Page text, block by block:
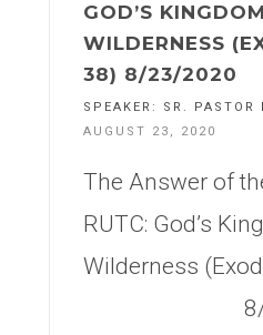
GOD’S
WILDERNESS
38) 8/23/2020
SPEAKER: SR. PASTOR
AUGUST 23, 2020
The Answer of
RUTC: God’s
Wilderness
8/23/